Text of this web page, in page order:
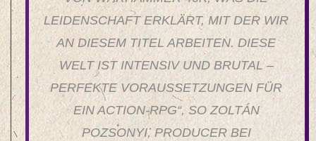
LEIDENSCHAFT ERKLÄRT, MIT DER WIR
AN DIESEM TITEL ARBEITEN. DIESE
WELT IST INTENSIV UND BRUTAL –
PERFEKTE VORAUSSETZUNGEN FÜR
EIN ACTION-RPG“, SO ZOLTÁN
POZSONYI, PRODUCER BEI